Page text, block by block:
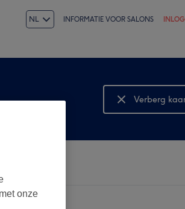
NL INFORMATIE VOOR SALONS
Verberg
Bekijk kaart
onze